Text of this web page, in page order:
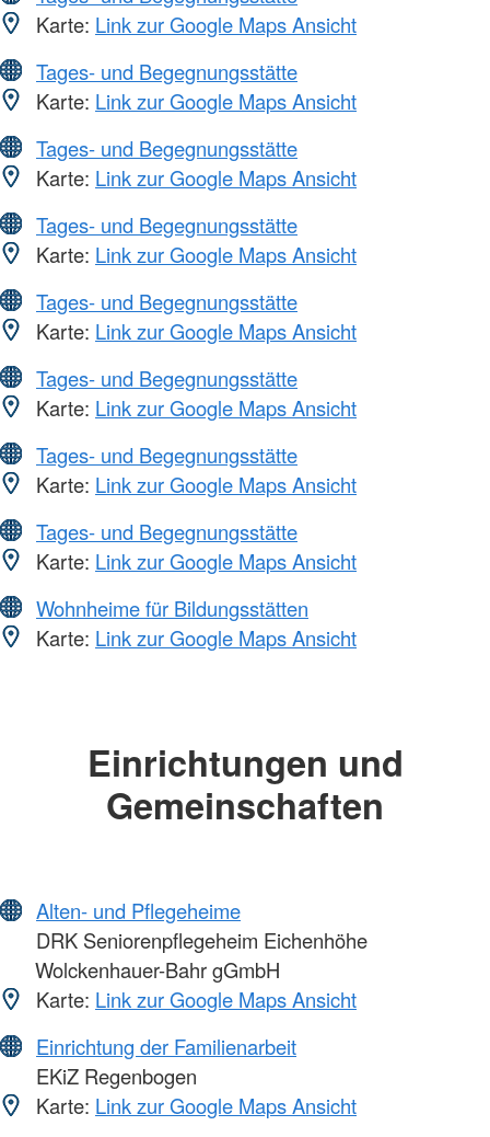
Karte: Link zur Google Maps Ansicht
Tages- und Begegnungsstätte
Karte: Link zur Google Maps Ansicht
Tages- und Begegnungsstätte
Karte: Link zur Google Maps Ansicht
Tages- und Begegnungsstätte
Karte: Link zur Google Maps Ansicht
Tages- und Begegnungsstätte
Karte: Link zur Google Maps Ansicht
Tages- und Begegnungsstätte
Karte: Link zur Google Maps Ansicht
Tages- und Begegnungsstätte
Karte: Link zur Google Maps Ansicht
Tages- und Begegnungsstätte
Karte: Link zur Google Maps Ansicht
Wohnheime für Bildungsstätten
Karte: Link zur Google Maps Ansicht
Einrichtungen und
Gemeinschaften
Alten- und Pflegeheime
DRK Seniorenpflegeheim Eichenhöhe
Wolckenhauer-Bahr gGmbH
Karte: Link zur Google Maps Ansicht
Einrichtung der Familienarbeit
EKiZ Regenbogen
Karte: Link zur Google Maps Ansicht